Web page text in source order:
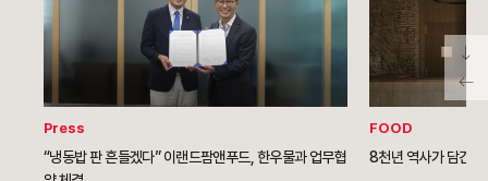
Press
“냉동밥 판 흔들겠다” 이랜드팜앤푸드, 한우물과 업무협
FOOD
8천년 역사가 담긴,